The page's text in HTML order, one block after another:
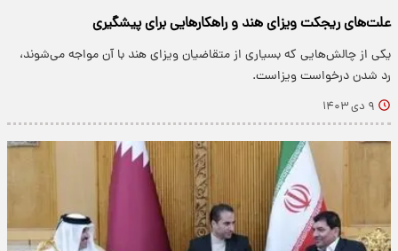
علت‌های ریجکت ویزای هند و راهکارهایی برای پیشگیری
یکی از چالش‌هایی که بسیاری از متقاضیان ویزای هند با آن مواجه می‌شوند،
رد شدن درخواست ویزاست.
۹ دی ۱۴۰۳